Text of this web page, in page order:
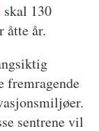
skal 130
åtte år.
fremragende
sentrene vil